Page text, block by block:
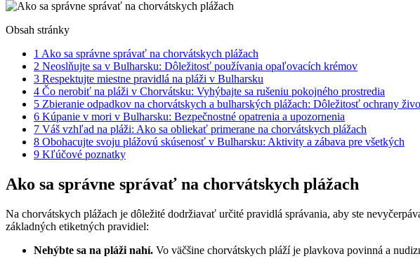
Obsah stránky
1 Ako sa správne správať na chorvátskych plážach
2 Neoslňujte sa v Bulharsku: Dôležitosť používania opaľovacích krémov
3 Respektujte miestne pravidlá na pláži v Bulharsku
4 Čo nerobiť na pláži v Chorvátsku: Vyhýbajte sa rušeniu pokojného prostredia
5 Zbieranie odpadkov na chorvátskych a bulharských plážach: Dôležitosť ochrany
6 Kúpanie v mori v Bulharsku: Bezpečnostné opatrenia a upozornenia
7 Váš vzhľad na pláži: Ako sa obliekať primerane na chorvátskych plážach
8 Obohacujte svoju plážovú skúsenosť v Bulharsku: Aktivity a zábava pre všetkých
9 Kľúčové poznatky
Ako sa správne správať na chorvátskych plážach
Na chorvátskych plážach je dôležité dodržiavať určité pravidlá správania, aby ste
základných etiketných pravidiel:
Nehýbte sa na pláži nahí. Vo väčšine chorvátskych pláží je plavkova povinná a